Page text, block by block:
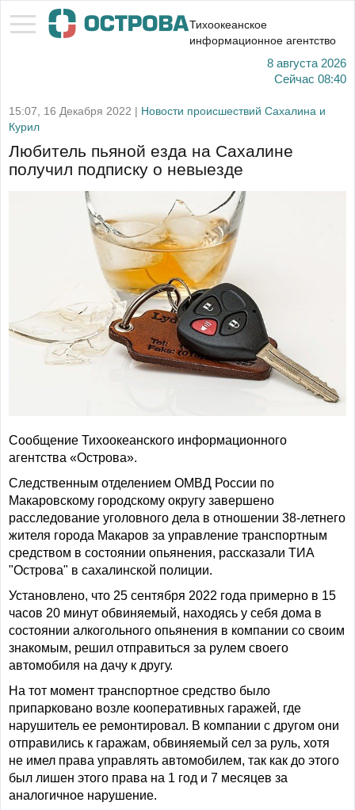
Тихоокеанское
информационное агентство
8 августа 2026
Сейчас 08:40
15:07, 16 Декабря 2022 | Новости происшествий Сахалина и
Курил
Любитель пьяной езда на Сахалине
получил подписку о невыезде
Сообщение Тихоокеанского информационного
агентства «Острова».
Следственным отделением ОМВД России по
Макаровскому городскому округу завершено
расследование уголовного дела в отношении 38-летнего
жителя города Макаров за управление транспортным
средством в состоянии опьянения, рассказали ТИА
"Острова" в сахалинской полиции.
Установлено, что 25 сентября 2022 года примерно в 15
часов 20 минут обвиняемый, находясь у себя дома в
состоянии алкогольного опьянения в компании со своим
знакомым, решил отправиться за рулем своего
автомобиля на дачу к другу.
На тот момент транспортное средство было
припарковано возле кооперативных гаражей, где
нарушитель ее ремонтировал. В компании с другом они
отправились к гаражам, обвиняемый сел за руль, хотя
не имел права управлять автомобилем, так как до этого
был лишен этого права на 1 год и 7 месяцев за
аналогичное нарушение.